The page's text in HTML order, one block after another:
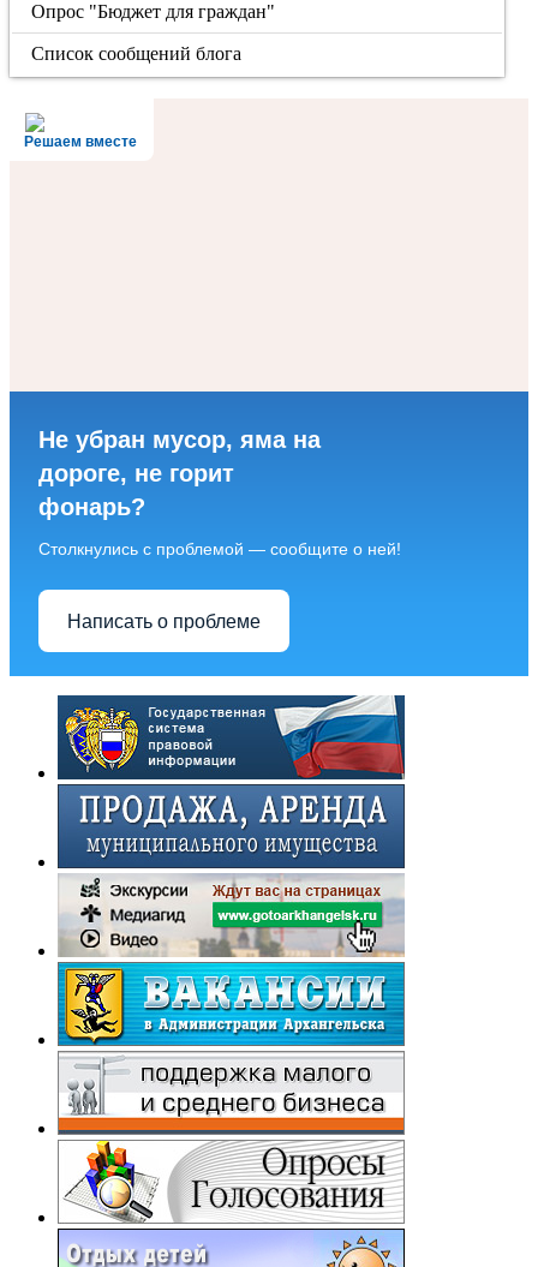
Опрос "Бюджет для граждан"
Список сообщений блога
Решаем вместе
Не убран мусор, яма на
дороге, не горит
фонарь?
Столкнулись с проблемой — сообщите о ней!
Написать о проблеме